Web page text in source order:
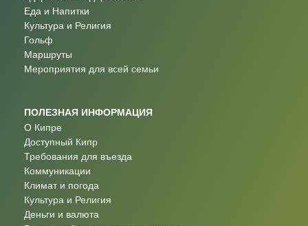
Еда и Напитки
Культура и Религия
Гольф
Маршруты
Мероприятия для всей семьи
ПОЛЕЗНАЯ ИНФОРМАЦИЯ
О Кипре
Доступный Кипр
Требования для въезда
Коммуникации
Климат и погода
Культура и Религия
Деньги и валюта